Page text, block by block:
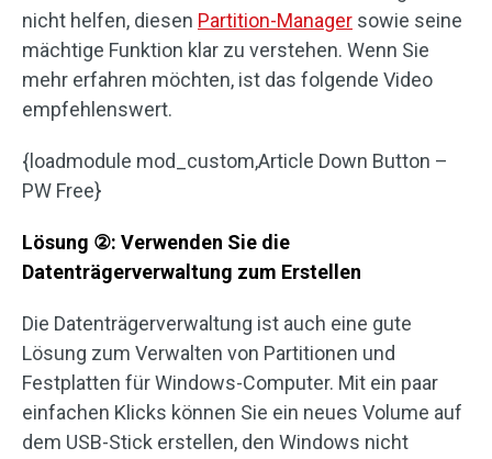
nicht helfen, diesen Partition-Manager sowie seine
mächtige Funktion klar zu verstehen. Wenn Sie
mehr erfahren möchten, ist das folgende Video
empfehlenswert.
{loadmodule mod_custom,Article Down Button –
PW Free}
Lösung ②: Verwenden Sie die
Datenträgerverwaltung zum Erstellen
Die Datenträgerverwaltung ist auch eine gute
Lösung zum Verwalten von Partitionen und
Festplatten für Windows-Computer. Mit ein paar
einfachen Klicks können Sie ein neues Volume auf
dem USB-Stick erstellen, den Windows nicht